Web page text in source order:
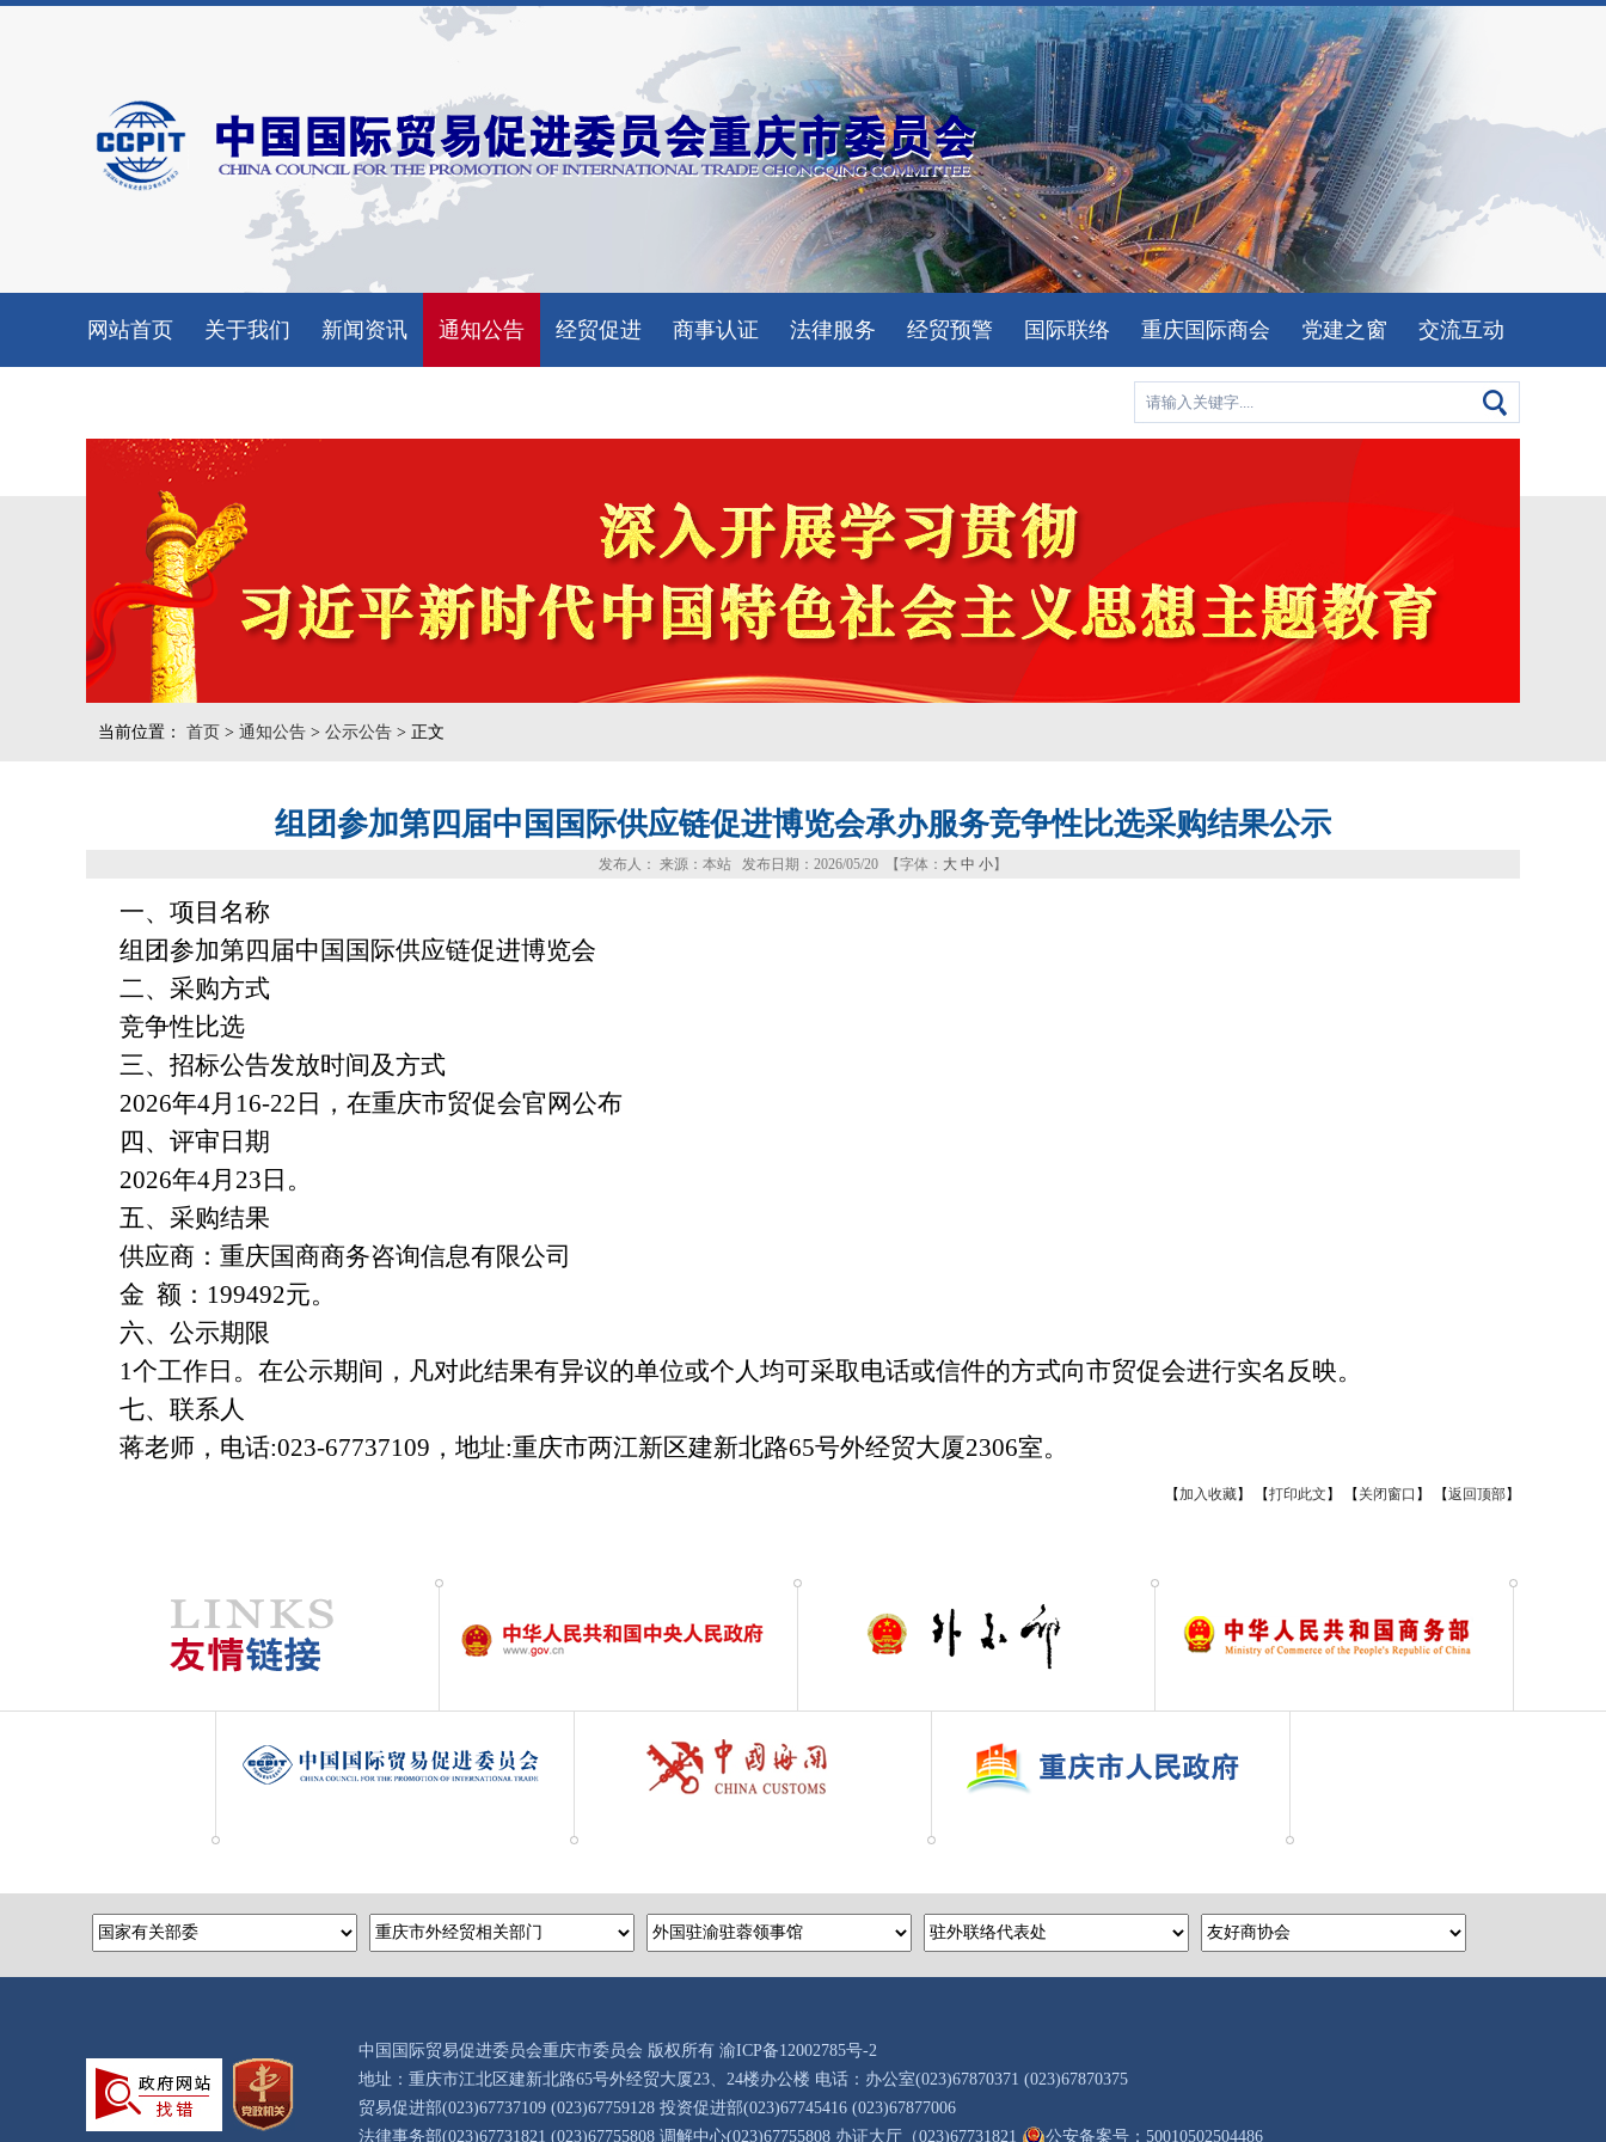
网站首页 关于我们 新闻资讯 通知公告 经贸促进 商事认证 法律服务 经贸预警 国际联络 重庆国际商会 党建之窗 交流互动
当前位置： 首页 > 通知公告 > 公示公告 > 正文
组团参加第四届中国国际供应链促进博览会承办服务竞争性比选采购结果公示
发布人： 来源：本站 发布日期：2026/05/20 【字体： 大 中 小】
一、项目名称
组团参加第四届中国国际供应链促进博览会
二、采购方式
竞争性比选
三、招标公告发放时间及方式
2026年4月16-22日，在重庆市贸促会官网公布
四、评审日期
2026年4月 23 日。
五、采购结果
供应商：重庆国商商务咨询信息有限公司
金 额： 199492元。
六、公示期限
1个工作日。在公示期间，凡对此结果有异议的单位或个人均可采取电话或信件的方式向市贸促会进行实名反映。
七、联系人
蒋老师，电话:023-67737109 ，地址:重庆市两江新区建新北路65号外经贸大厦2306室。
【加入收藏】 【打印此文 】 【 关闭窗口 】 【返回顶部】
中国国际贸易促进委员会重庆市委员会 版权所有 渝ICP备12002785号-2
地址：重庆市江北区建新北路65号外经贸大厦23、24楼办公楼 电话：办公室(023)67870371 (023)67870375
贸易促进部(023)67737109 (023)67759128 投资促进部(023)67745416 (023)67877006
法律事务部(023)67731821 (023)67755808 调解中心(023)67755808 办证大厅（023)67731821 公安备案号：50010502504486